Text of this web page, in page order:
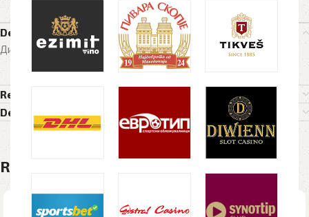
Description
Димензија 38 x 8 x 42 cm , 150g/m2, 100% памук
Reviews (0)
Delivery Details
Related products